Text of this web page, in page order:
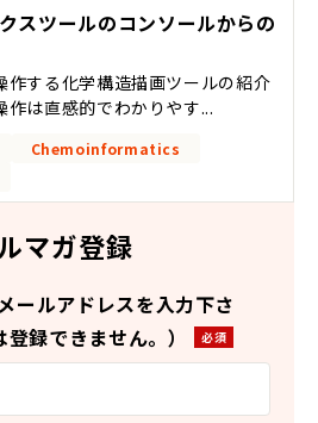
スツールのコンソールからの
作する化学構造描画ツールの紹介
は直感的でわかりやす...
Chemoinformatics
マガ登録
ールアドレスを入力下さ
録できません。）